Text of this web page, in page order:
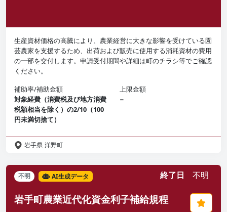
生産資材価格の高騰により、農業経営に大きな影響を受けている園
芸農家を支援するため、出荷および販売に使用する消耗資材の費用
の一部を交付します。申請受付期間や詳細は町のチラシ等でご確認
ください。
補助率/補助金額
対象経費（消費税及び地方消費
税額相当を除く）の2/10（100
円未満切捨て）
上限金額
−
岩手県 洋野町
不明 AI生成データ 終了日 不明
岩手町農業近代化資金利子補給規程